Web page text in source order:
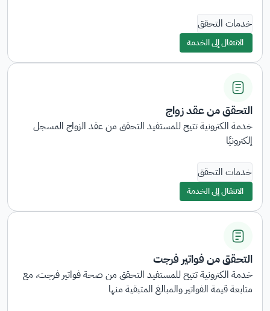
خدمات التحقق
التحقق من عقد زواج
خدمة الكترونية تتيح للمستفيد التحقق من عقد الزواج المسجل
إلكترونيًا
خدمات التحقق
التحقق من فواتير فرجت
خدمة الكترونية تتيح للمستفيد التحقق من صحة فواتير فرجت، مع
متابعة قيمة الفواتير والمبالغ المتبقية منها